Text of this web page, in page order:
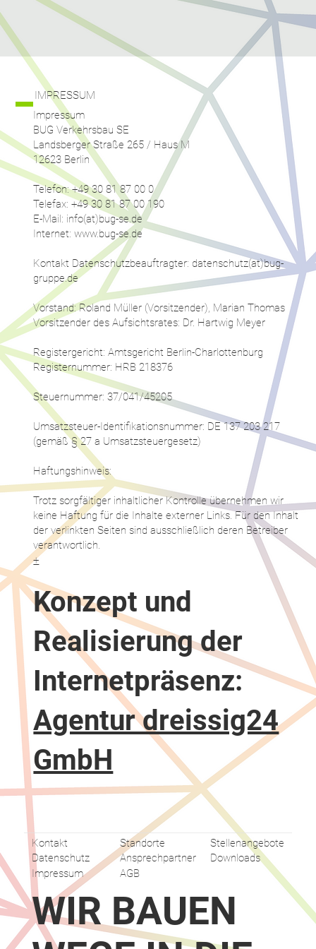
IMPRESSUM
Impressum
BUG Verkehrsbau SE
Landsberger Straße 265 / Haus M
12623 Berlin
Telefon: +49 30 81 87 00 0
Telefax: +49 30 81 87 00 190
E-Mail: info(at)bug-se.de
Internet: www.bug-se.de
Kontakt Datenschutzbeauftragter: datenschutz(at)bug-
gruppe.de
Vorstand: Roland Müller (Vorsitzender), Marian Thomas
Vorsitzender des Aufsichtsrates: Dr. Hartwig Meyer
Registergericht: Amtsgericht Berlin-Charlottenburg
Registernummer: HRB 218376
Steuernummer: 37/041/45205
Umsatzsteuer-Identifikationsnummer: DE 137 203 217
(gemäß § 27 a Umsatzsteuergesetz)
Haftungshinweis:
Trotz sorgfältiger inhaltlicher Kontrolle übernehmen wir
keine Haftung für die Inhalte externer Links. Für den Inhalt
der verlinkten Seiten sind ausschließlich deren Betreiber
verantwortlich.
​+
Konzept und
Realisierung der
Internetpräsenz:
Agentur dreissig24
GmbH
Kontakt Standorte
Stellenangebote
Ansprechpartner
Datenschutz
Downloads
Impressum
AGB
WIR BAUEN